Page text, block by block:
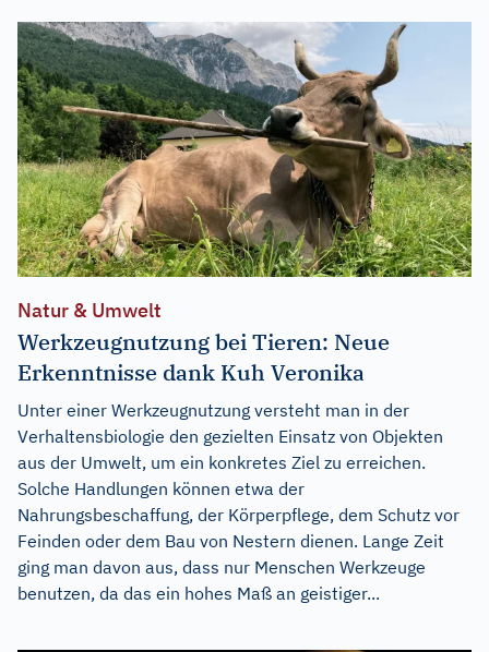
Natur & Umwelt
Werkzeugnutzung bei Tieren: Neue
Erkenntnisse dank Kuh Veronika
Unter einer Werkzeugnutzung versteht man in der
Verhaltensbiologie den gezielten Einsatz von Objekten
aus der Umwelt, um ein konkretes Ziel zu erreichen.
Solche Handlungen können etwa der
Nahrungsbeschaffung, der Körperpflege, dem Schutz vor
Feinden oder dem Bau von Nestern dienen. Lange Zeit
ging man davon aus, dass nur Menschen Werkzeuge
benutzen, da das ein hohes Maß an geistiger...